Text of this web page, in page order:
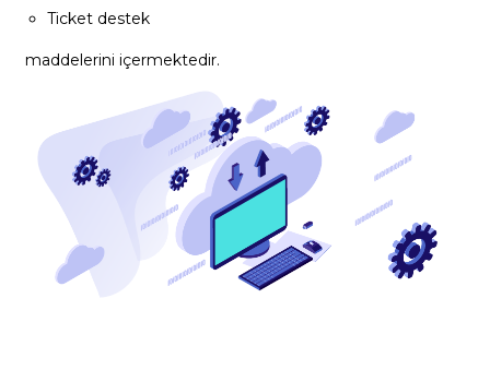
Ticket destek
maddelerini içermektedir.